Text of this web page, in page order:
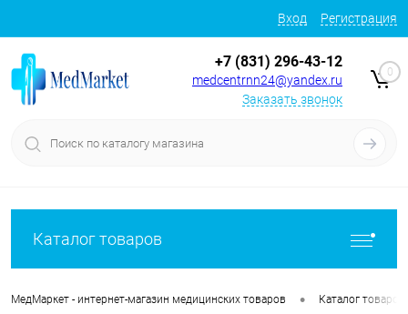
Вход Регистрация
+7 (831) 296-43-12
medcentrnn24@yandex.ru
Заказать звонок
0
Каталог товаров
МедМаркет - интернет-магазин медицинских товаров • Каталог товаров